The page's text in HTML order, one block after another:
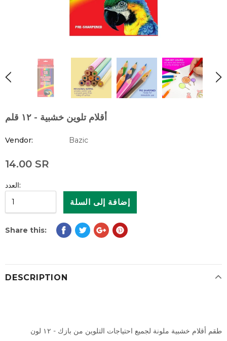
أقلام تلوين خشبية - ١٢ قلم
Vendor: Bazic
14.00 SR
العدد:
Share this:
DESCRIPTION
طقم أقلام خشبية ملونة لجميع احتياجات التلوين من بازك - ١٢ لون